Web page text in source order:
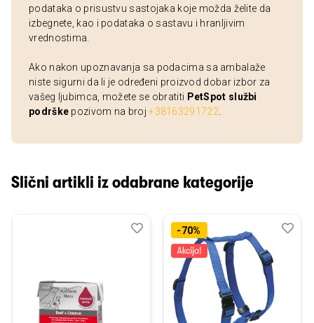
podataka o prisustvu sastojaka koje možda želite da
izbegnete, kao i podataka o sastavu i hranljivim
vrednostima.
Ako nakon upoznavanja sa podacima sa ambalaže
niste sigurni da li je određeni proizvod dobar izbor za
vašeg ljubimca, možete se obratiti PetSpot službi
podrške pozivom na broj+38163291722
Slični artikli iz odabrane kategorije
Dodaj
Uporedi-70%